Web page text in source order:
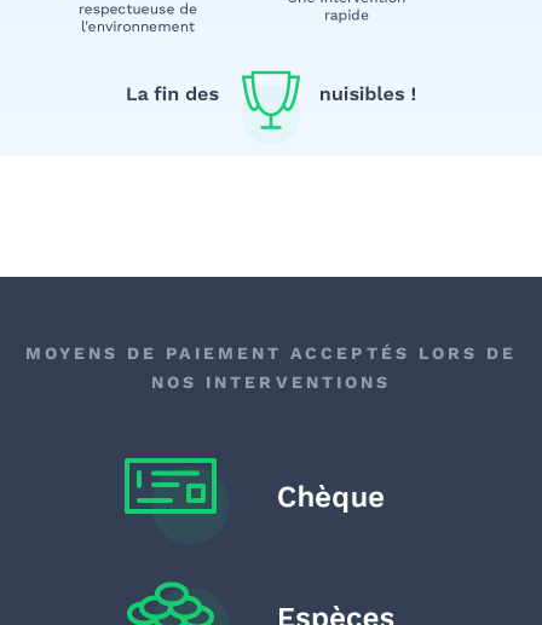
MOYENS DE PAIEMENT ACCEPTÉS LORS DE
NOS INTERVENTIONS